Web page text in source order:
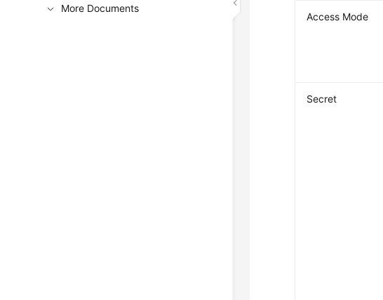
More Documents
Access Mode
Secret